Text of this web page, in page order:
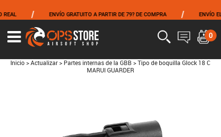
ENVÍO GRATUITO A PARTIR DE 79? DE COMPRA ENVÍO EL
0
Inicio > Actualizar > Partes internas de la GBB > Tipo de boquilla Glock 18 C
MARUI GUARDER